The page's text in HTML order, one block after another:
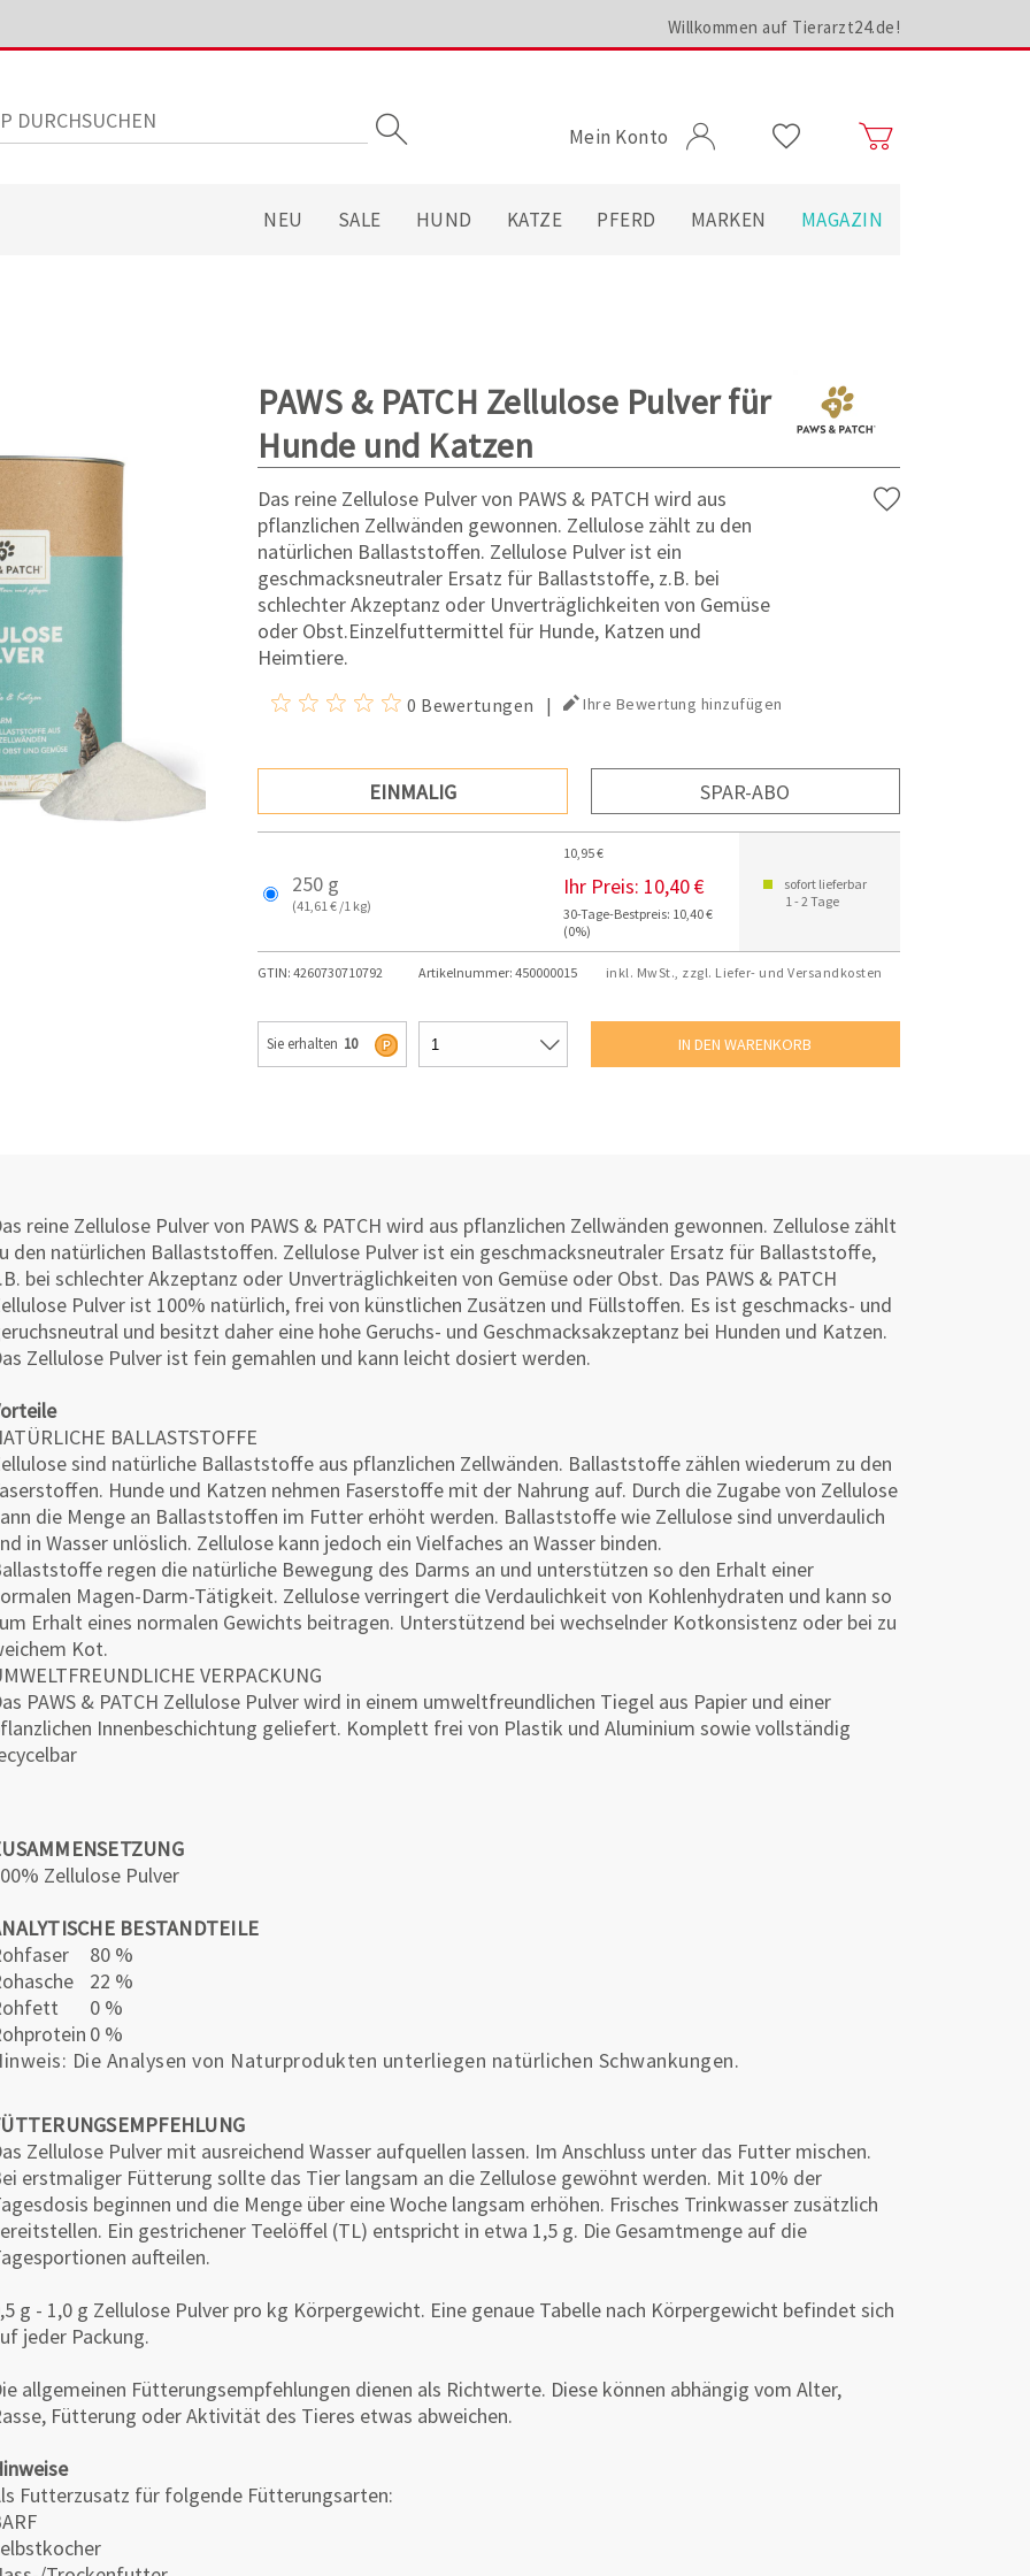
Willkommen auf Tierarzt24.de!
Mein Konto
NEU SALE HUND KATZE PFERD MARKEN MAGAZIN
PAWS & PATCH Zellulose Pulver für
Hunde und Katzen
Das reine Zellulose Pulver von PAWS & PATCH wird aus
pflanzlichen Zellwänden gewonnen. Zellulose zählt zu den
natürlichen Ballaststoffen. Zellulose Pulver ist ein
geschmacksneutraler Ersatz für Ballaststoffe, z.B. bei
schlechter Akzeptanz oder Unverträglichkeiten von Gemüse
oder Obst.Einzelfuttermittel für Hunde, Katzen und
Heimtiere.
0 Bewertungen | Ihre Bewertung hinzufügen
EINMALIG SPAR-ABO
250 g
(41,61 € /1 kg)
10,95 €
Ihr Preis: 10,40 €
30-Tage-Bestpreis: 10,40 €
(0%)
sofort lieferbar
1 - 2 Tage
GTIN: 4260730710792 Artikelnummer: 450000015 inkl. MwSt., zzgl. Liefer- und Versandkosten
Sie erhalten 10
reine Zellulose Pulver von PAWS & PATCH wird aus pflanzlichen Zellwänden gewonnen. Zellulose zählt
den natürlichen Ballaststoffen. Zellulose Pulver ist ein geschmacksneutraler Ersatz für Ballaststoffe,
bei schlechter Akzeptanz oder Unverträglichkeiten von Gemüse oder Obst. Das PAWS & PATCH
Pulver ist 100% natürlich, frei von künstlichen Zusätzen und Füllstoffen. Es ist geschmacks- und
und besitzt daher eine hohe Geruchs- und Geschmacksakzeptanz bei Hunden und Katzen.
Zellulose Pulver ist fein gemahlen und kann leicht dosiert werden.
BALLASTSTOFFE
sind natürliche Ballaststoffe aus pflanzlichen Zellwänden. Ballaststoffe zählen wiederum zu den
Hunde und Katzen nehmen Faserstoffe mit der Nahrung auf. Durch die Zugabe von Zellulose
die Menge an Ballaststoffen im Futter erhöht werden. Ballaststoffe wie Zellulose sind unverdaulich
in Wasser unlöslich. Zellulose kann jedoch ein Vielfaches an Wasser binden.
regen die natürliche Bewegung des Darms an und unterstützen so den Erhalt einer
Magen-Darm-Tätigkeit. Zellulose verringert die Verdaulichkeit von Kohlenhydraten und kann so
Erhalt eines normalen Gewichts beitragen. Unterstützend bei wechselnder Kotkonsistenz oder bei zu
Kot.
VERPACKUNG
PAWS & PATCH Zellulose Pulver wird in einem umweltfreundlichen Tiegel aus Papier und einer
Innenbeschichtung geliefert. Komplett frei von Plastik und Aluminium sowie vollständig
Zellulose Pulver
BESTANDTEILE
80 %
22 %
0 %
0 %
Die Analysen von Naturprodukten unterliegen natürlichen Schwankungen.
Zellulose Pulver mit ausreichend Wasser aufquellen lassen. Im Anschluss unter das Futter mischen.
erstmaliger Fütterung sollte das Tier langsam an die Zellulose gewöhnt werden. Mit 10% der
beginnen und die Menge über eine Woche langsam erhöhen. Frisches Trinkwasser zusätzlich
Ein gestrichener Teelöffel (TL) entspricht in etwa 1,5 g. Die Gesamtmenge auf die
aufteilen.
g - 1,0 g Zellulose Pulver pro kg Körpergewicht. Eine genaue Tabelle nach Körpergewicht befindet sich
jeder Packung.
allgemeinen Fütterungsempfehlungen dienen als Richtwerte. Diese können abhängig vom Alter,
Fütterung oder Aktivität des Tieres etwas abweichen.
Futterzusatz für folgende Fütterungsarten: